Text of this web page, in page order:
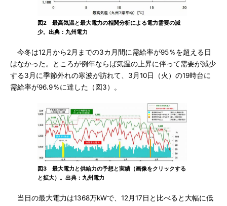
図2 最高気温と最大電力の相関分析による電力需要の減
少。出典：九州電力
今冬は12月から2月までの3カ月間に需給率が95％を超える日
はなかった。ところが例年ならば気温の上昇に伴って需要が減少
する3月に季節外れの寒波が訪れて、3月10日（火）の19時台に
需給率が96.9％に達した（図3）。
図3 最大電力と供給力の予想と実績（画像をクリックする
と拡大）。出典：九州電力
当日の最大電力は1368万kWで、12月17日と比べると大幅に低